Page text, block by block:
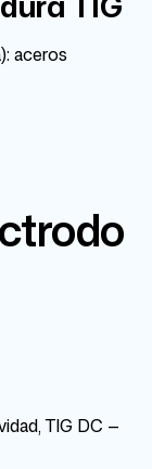
aceros
TIG DC —